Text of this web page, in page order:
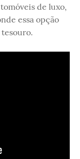
de luxo,
essa opção